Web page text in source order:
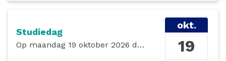
Studiedag
Op maandag 19 oktober 2026 de gehele dag
okt.
19